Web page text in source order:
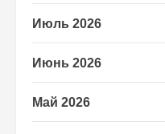
Июль 2026
Июнь 2026
Май 2026